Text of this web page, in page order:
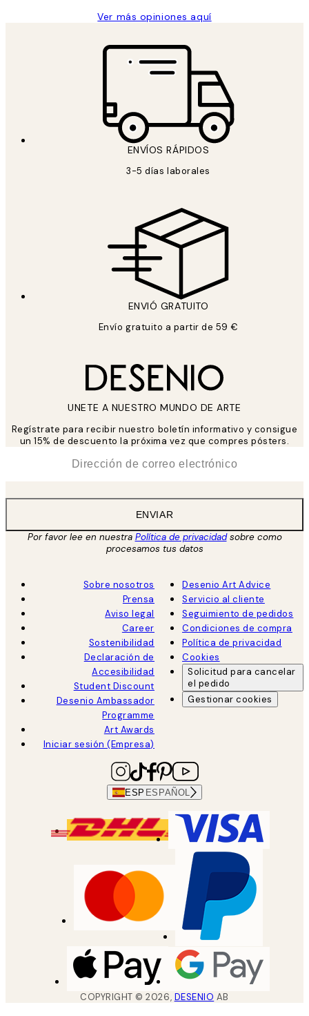
Ver más opiniones aquí
ENVÍOS RÁPIDOS
3-5 días laborales
ENVIÓ GRATUITO
Envío gratuito a partir de 59 €
UNETE A NUESTRO MUNDO DE ARTE
Regístrate para recibir nuestro boletín informativo y consigue
un 15% de descuento la próxima vez que compres pósters.
ENVIAR
Por favor lee en nuestra Política de privacidadsobre como
procesamos tus datos
Sobre nosotros
Prensa
Aviso legal
Career
Sostenibilidad
Declaración de
Accesibilidad
Student Discount
Desenio Ambassador
Programme
Art Awards
Iniciar sesión (Empresa)
Desenio Art Advice
Servicio al cliente
Seguimiento de pedidos
Condiciones de compra
Política de privacidad
Cookies
Solicitud para cancelar
el pedido
Gestionar cookies
ESP ESPAÑOL
COPYRIGHT ©2026, DESENIO AB